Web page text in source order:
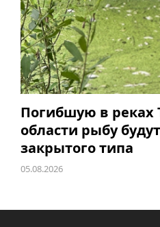
Погибшую в реках
области рыбу
закрытого типа
05.08.2026